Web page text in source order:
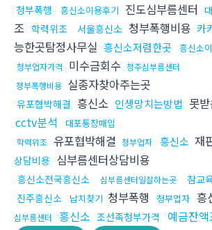
청부폭행 흥신소이용후기 진도심부름센터
조 학력위조 서울흥신소 청부폭행비용 카
능한곳탐정사무실 흥신소저렴한곳 흥신소
청부업자가격 미수금회수 청주심부름센터
청부폭행비용 실종자찾아주는곳
유포협박해결 흥신소 인생망치는방법 못
cctv분석
대포통장매입
학력위조 유포협박해결 청부업자 흥신소 재
상담비용 심부름센터상담비용
흥신소전국흥신소 심부름센터일잘하는곳
참교
진주흥신소
납치찾기 청부폭행 청부업자 흥
심부름센터
흥신소 조선족청부가격 예금잔액